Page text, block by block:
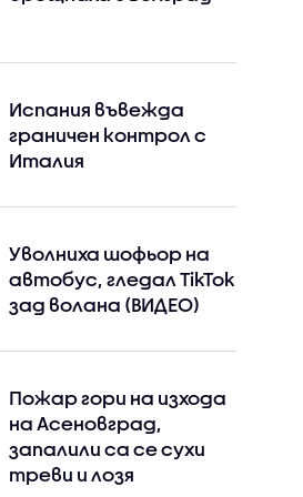
Испания въвежда
граничен контрол с
Италия
Уволниха шофьор на
автобус, гледал TikTok
зад волана (ВИДЕО)
Пожар гори на изхода
на Асеновград,
запалили са се сухи
треви и лозя